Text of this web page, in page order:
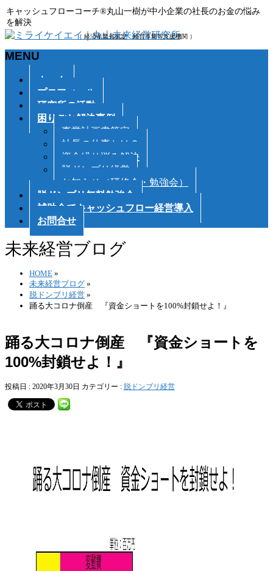
キャッシュフローコーチ®丸山一樹が中小企業の社長のお金の悩み
を解決
（ 経済産業省認定 経営革新等支援機関 ）
MENU
ホーム
プロフィール
研究所の活動
困りごと解決事例
事業計画書策定
社長の仕事とは？
資金繰り悩み解決
脱ドンブリ経営
お知らせ（研修会・勉強会）
脱ドンブリ無料勉強会
補助金でキャッシュフロー経営導入
お問合せ
未来経営ブログ
HOME »
未来経営ブログ »
脱ドンブリ経営 »
踊る大コロナ倒産 『資金ショートを100%封鎖せよ！』
踊る大コロナ倒産 『資金ショートを
100%封鎖せよ！』
投稿日 : 2020年3月30日 カテゴリー : 脱ドンブリ経営